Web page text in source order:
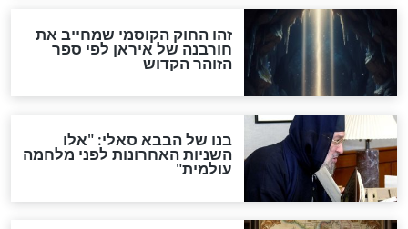
מה יהיה בימות המשיח?
"לפני הגאולה תהיה אפיקורסות
והכחשה גדולה מאוד של
האמונה"